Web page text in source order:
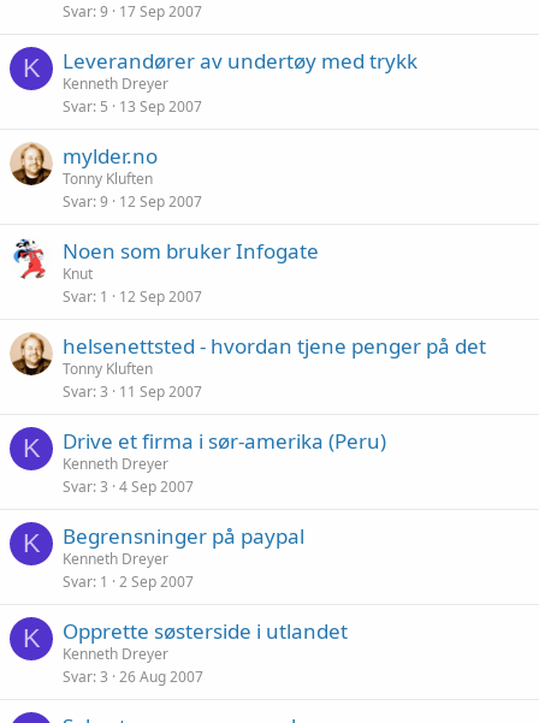
Svar 9 17 Sep 2007
K Leverandører av undertøy med trykk
Kenneth Dreyer
Svar 5 13 Sep 2007
mylder.no
Tonny Kluften
Svar 9 12 Sep 2007
Noen som bruker Infogate
Knut
Svar 1 12 Sep 2007
helsenettsted - hvordan tjene penger på det
Tonny Kluften
Svar 3 11 Sep 2007
K Drive et firma i sør-amerika (Peru)
Kenneth Dreyer
Svar 3 4 Sep 2007
K Begrensninger på paypal
Kenneth Dreyer
Svar 1 2 Sep 2007
K Opprette søsterside i utlandet
Kenneth Dreyer
Svar 3 26 Aug 2007